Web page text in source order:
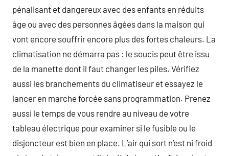
pénalisant et dangereux avec des enfants en réduits
âge ou avec des personnes âgées dans la maison qui
vont encore souffrir encore plus des fortes chaleurs. La
climatisation ne démarra pas : le soucis peut être issu
de la manette dont il faut changer les piles. Vérifiez
aussi les branchements du climatiseur et essayez le
lancer en marche forcée sans programmation. Prenez
aussi le temps de vous rendre au niveau de votre
tableau électrique pour examiner si le fusible ou le
disjoncteur est bien en place. L’air qui sort n’est ni froid